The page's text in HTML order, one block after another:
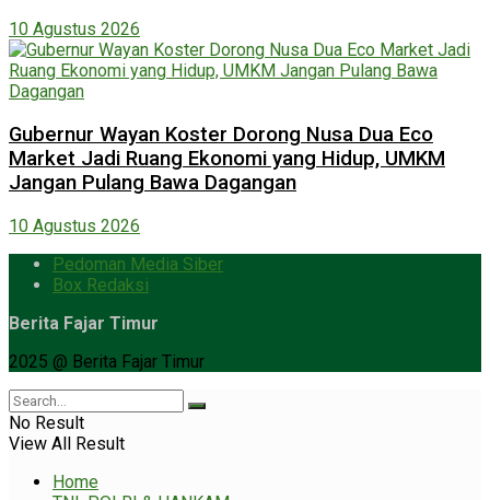
10 Agustus 2026
Gubernur Wayan Koster Dorong Nusa Dua Eco
Market Jadi Ruang Ekonomi yang Hidup, UMKM
Jangan Pulang Bawa Dagangan
10 Agustus 2026
Pedoman Media Siber
Box Redaksi
Berita Fajar Timur
2025 @ Berita Fajar Timur
No Result
View All Result
Home